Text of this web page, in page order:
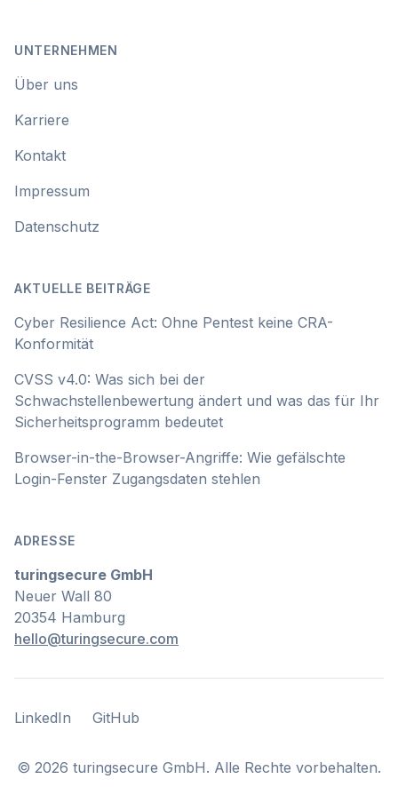
UNTERNEHMEN
Über uns
Karriere
Kontakt
Impressum
Datenschutz
AKTUELLE BEITRÄGE
Cyber Resilience Act: Ohne Pentest keine CRA-
Konformität
CVSS v4.0: Was sich bei der
Schwachstellenbewertung ändert und was das für Ihr
Sicherheitsprogramm bedeutet
Browser-in-the-Browser-Angriffe: Wie gefälschte
Login-Fenster Zugangsdaten stehlen
ADRESSE
turingsecure GmbH
Neuer Wall 80
20354 Hamburg
hello@turingsecure.com
LinkedIn
LinkedIn GitHub
GitHub
© 2026 turingsecure GmbH. Alle Rechte vorbehalten.